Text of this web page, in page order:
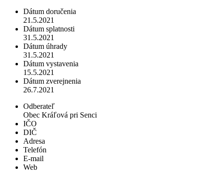
Dátum doručenia
21.5.2021
Dátum splatnosti
31.5.2021
Dátum úhrady
31.5.2021
Dátum vystavenia
15.5.2021
Dátum zverejnenia
26.7.2021
Odberateľ
Obec Kráľová pri Senci
IČO
DIČ
Adresa
Telefón
E-mail
Web